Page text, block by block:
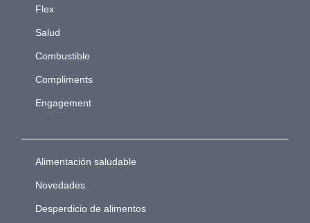
Flex
Salud
Combustible
Compliments
Engagement
Alimentación saludable
Novedades
Desperdicio de alimentos